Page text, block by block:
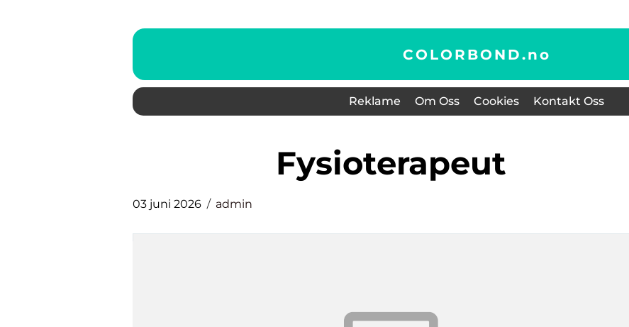
COLORBOND.no
Reklame Om Oss Cookies Kontakt Oss
Fysioterapeut
03 juni 2026 admin